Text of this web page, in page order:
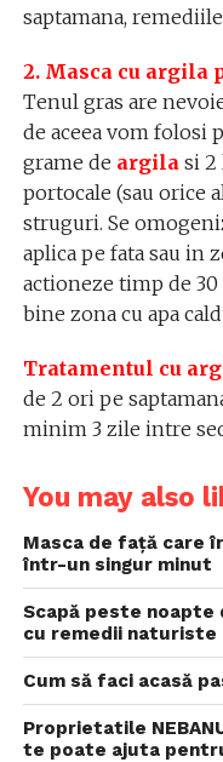
saptamana,
2. Masca cu argila
Tenul gras are
de aceea vom folosi
grame de argilasi 2
portocale (sau orice
struguri. Se
aplica pe fata sau in
actioneze timp de
bine zona cu apa
Tratamentul cu
de 2 ori pe
minim 3 zile intre
You may also
Masca de față care
într-un singur minut
Scapă peste noapte
cu remedii naturiste
Cum să faci acasă
Proprietatile
te poate ajuta